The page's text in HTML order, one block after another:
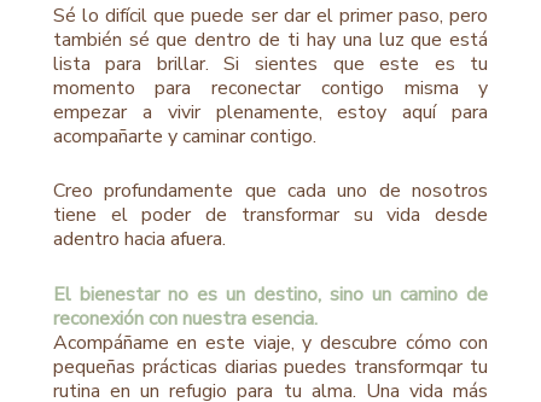
Sé lo difícil que puede ser dar el primer paso, pero
también sé que dentro de ti hay una luz que está
lista para brillar. Si sientes que este es tu
momento para reconectar contigo misma y
empezar a vivir plenamente, estoy aquí para
acompañarte y caminar contigo.
Creo profundamente que cada uno de nosotros
tiene el poder de transformar su vida desde
adentro hacia afuera.
El bienestar no es un destino, sino un camino de
reconexión con nuestra esencia.
Acompáñame en este viaje, y descubre cómo con
pequeñas prácticas diarias puedes transformqar tu
rutina en un refugio para tu alma. Una vida más